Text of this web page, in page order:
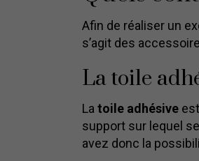
Afin de réaliser un
s’agit des
La toile
La toile adhésive
support sur lequel
avez donc la